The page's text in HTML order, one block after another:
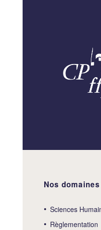
Nos
Sciences
Règlementation